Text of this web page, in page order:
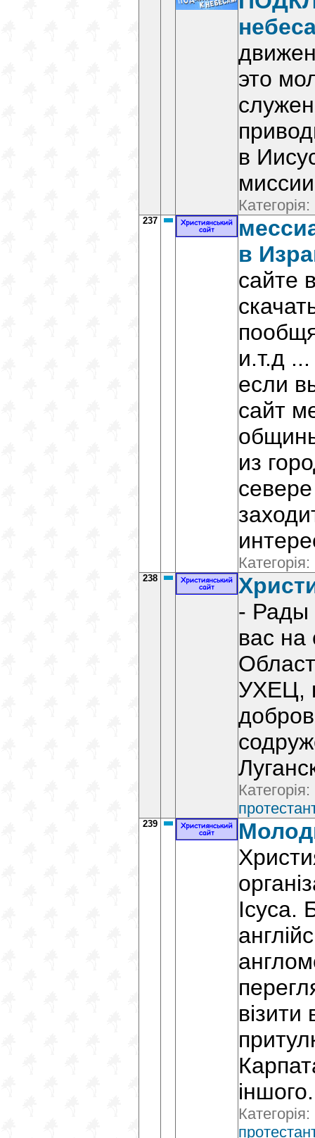
это
в
Категорія:
237
в
сайте
и.т.д
если
сайт
из
Категорія:
238
- Рады
вас на
УХЕЦ,
Категорія:
239
Ісуса.
візити
Категорія: